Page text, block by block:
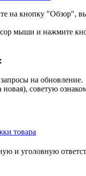
на кнопку "Обзор",
мыши и нажмите
на обновление.
советую
товара
и уголовную